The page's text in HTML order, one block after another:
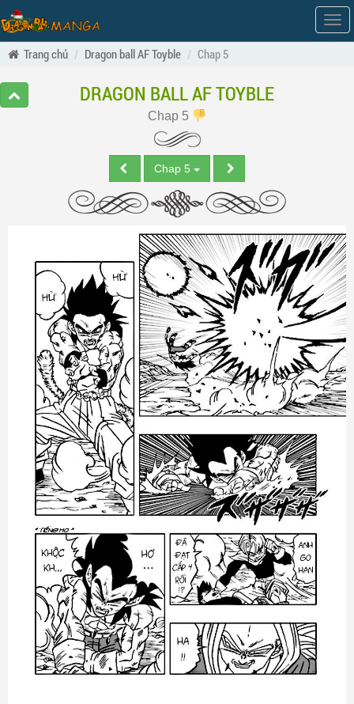
Hiện
Trang chủ
Dragon ball AF Toyble Chap 5
DRAGON BALL AF TOYBLE
Chap 5
Chap 5